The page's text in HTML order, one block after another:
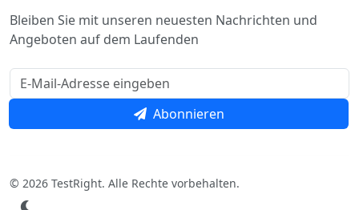
Bleiben Sie mit unseren neuesten Nachrichten und
Angeboten auf dem Laufenden
Abonnieren
© 2026 TestRight. Alle Rechte vorbehalten.